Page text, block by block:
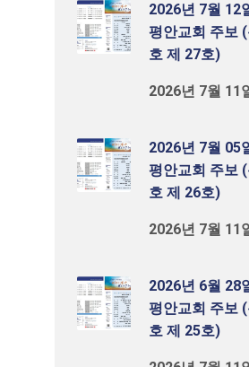
2026년 7월 12
평안교회 주보
호 제 27호)
2026년 7월 11
2026년 7월 05
평안교회 주보
호 제 26호)
2026년 7월 11
2026년 6월 28
평안교회 주보
호 제 25호)